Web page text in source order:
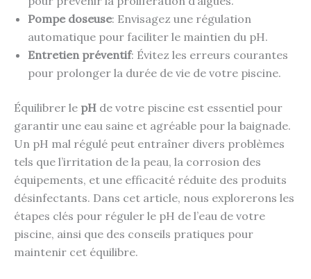
Pompe doseuse: Envisagez une régulation
automatique pour faciliter le maintien du pH.
Entretien préventif: Évitez les erreurs courantes
pour prolonger la durée de vie de votre piscine.
Équilibrer le pH de votre piscine est essentiel pour
garantir une eau saine et agréable pour la baignade.
Un pH mal régulé peut entraîner divers problèmes
tels que l’irritation de la peau, la corrosion des
équipements, et une efficacité réduite des produits
désinfectants. Dans cet article, nous explorerons les
étapes clés pour réguler le pH de l’eau de votre
piscine, ainsi que des conseils pratiques pour
maintenir cet équilibre.